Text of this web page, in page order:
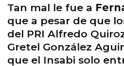
Tan mal le fue a
que a pesar de que
del PRI Alfredo
Gretel González
que el Insabi solo